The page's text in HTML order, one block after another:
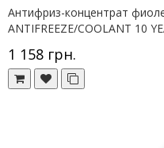
Антифриз-концентрат
ANTIFREEZE/COOLANT 10
1 158 грн.